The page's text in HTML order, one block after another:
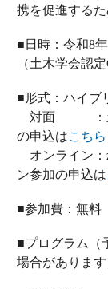
携を促進する
■日時：令和8
（土木学会認
■形式：ハイブ
対面 ：土
の申込はこちら
オンライン：
ン参加の申込は
■参加費：無料
■プログラム（
場合があります